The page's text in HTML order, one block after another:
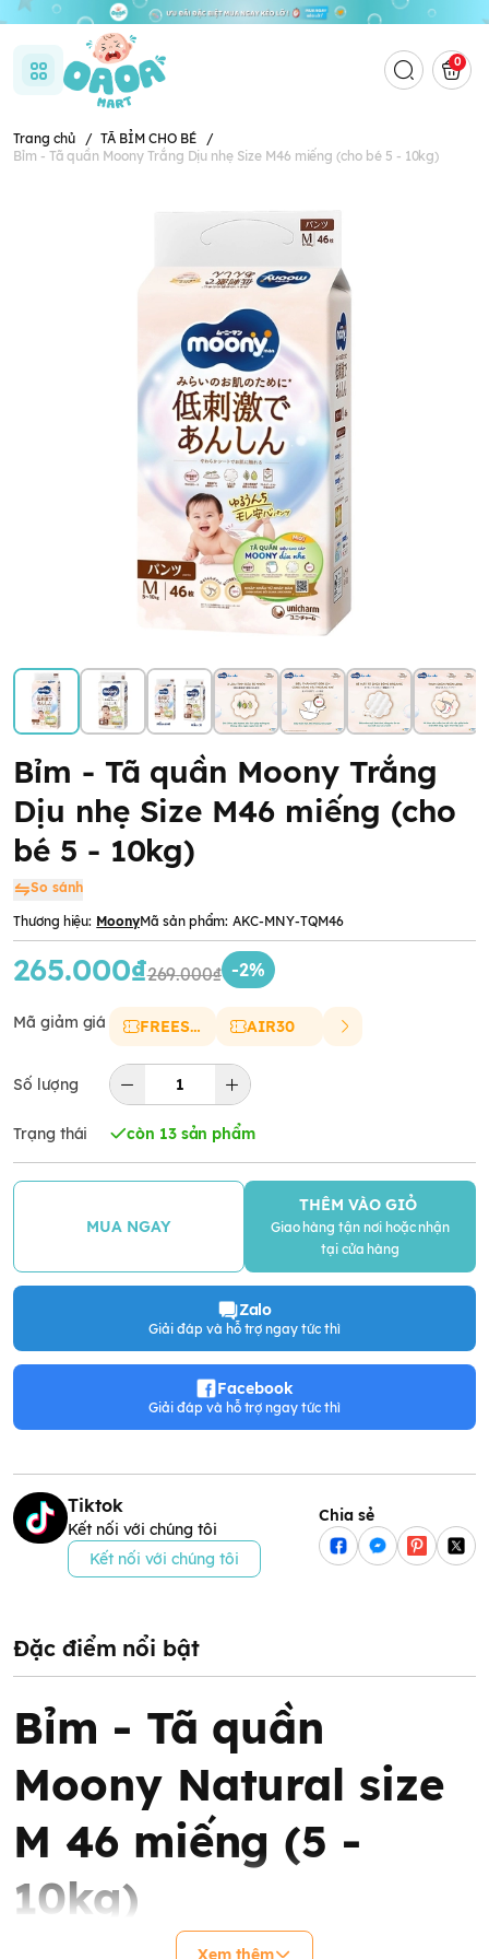
0
Trang chủ / TÃ BỈM CHO BÉ
/
Bỉm - Tã quần Moony Trắng Dịu nhẹ Size M46 miếng (cho bé 5 - 10kg)
Bỉm - Tã quần Moony Trắng
Dịu nhẹ Size M46 miếng (cho
bé 5 - 10kg)
So sánh
Thương hiệu: MoonyMã sản phẩm: AKC-MNY-TQM46
265.000₫269.000₫ -2%
Mã giảm giá FREESHIP AIR30
Số lượng
Trạng thái còn 13 sản phẩm
MUA NGAY
THÊM VÀO GIỎ
Giao hàng tận nơi hoặc nhận
tại cửa hàng
Zalo
Giải đáp và hỗ trợ ngay tức thì
Facebook
Giải đáp và hỗ trợ ngay tức thì
Tiktok
Kết nối với chúng tôi
Kết nối với chúng tôi
Chia sẻ
Đặc điểm nổi bật
Bỉm - Tã quần
Moony Natural size
M 46 miếng (5 -
10kg)
Natural size M 46 miếng (5 - 10kg)